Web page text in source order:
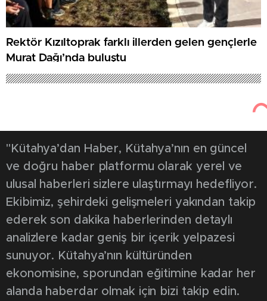
Rektör Kızıltoprak farklı illerden gelen gençlerle
Murat Dağı’nda buluştu
"Kütahya’dan Haber, Kütahya’nın en güncel
ve doğru haber platformu olarak yerel ve
ulusal haberleri sizlere ulaştırmayı hedefliyor.
Ekibimiz, şehirdeki gelişmeleri yakından takip
ederek son dakika haberlerinden detaylı
analizlere kadar geniş bir içerik yelpazesi
sunuyor. Kütahya’nın kültüründen
ekonomisine, sporundan eğitimine kadar her
alanda haberdar olmak için bizi takip edin.